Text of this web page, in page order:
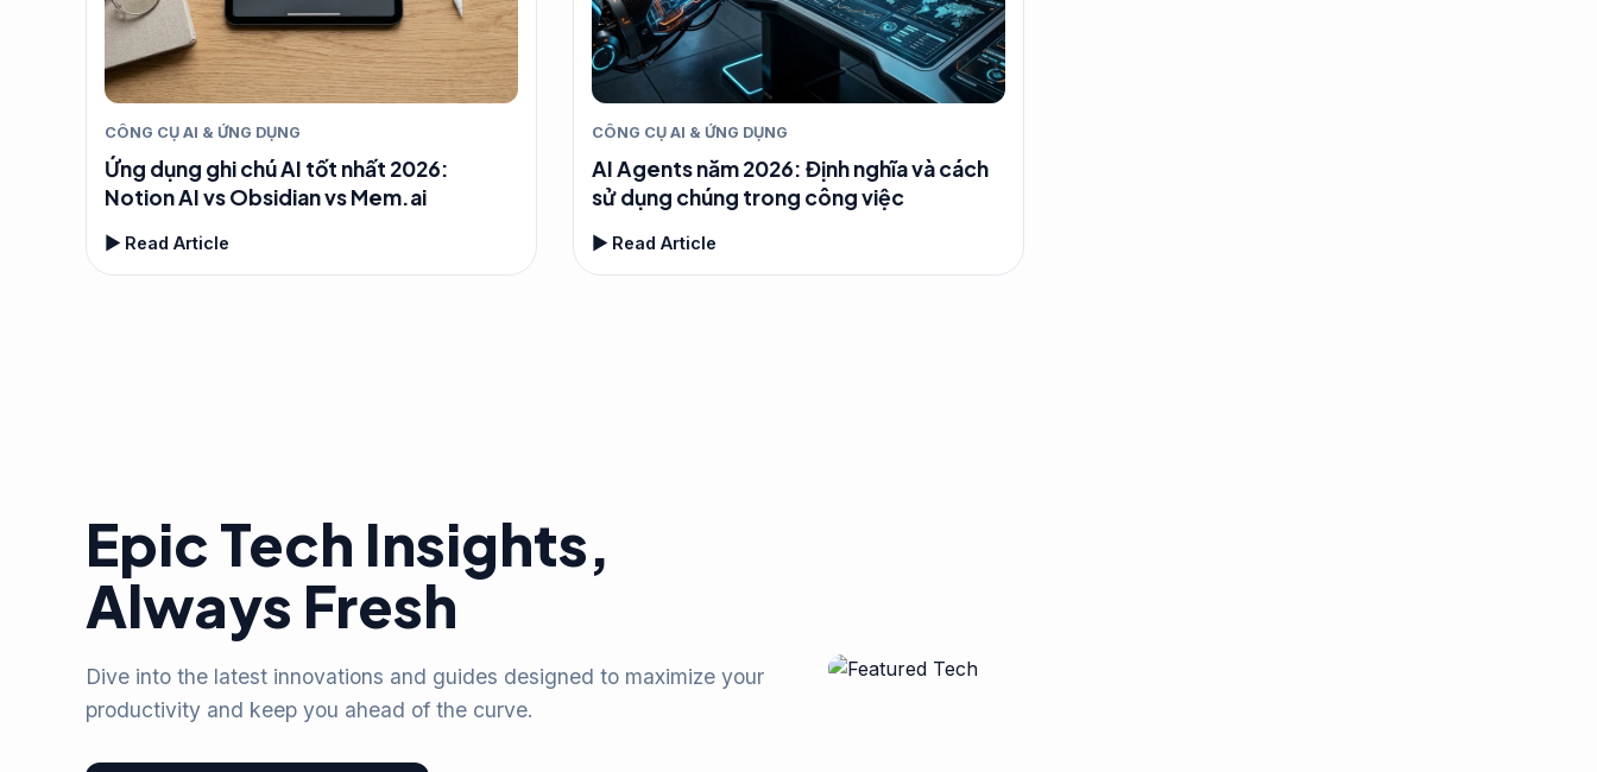
CÔNG CỤ AI & ỨNG DỤNG
Ứng dụng ghi chú AI tốt nhất 2026:
Notion AI vs Obsidian vs Mem.ai
▶ Read Article
CÔNG CỤ AI & ỨNG DỤNG
AI Agents năm 2026: Định nghĩa và cách
sử dụng chúng trong công việc
▶ Read Article
Epic Tech Insights,
Always Fresh
Dive into the latest innovations and guides designed to maximize your
productivity and keep you ahead of the curve.